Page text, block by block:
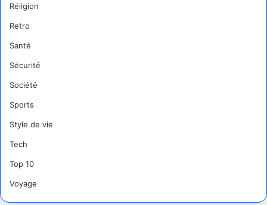
Réligion
Retro
Santé
Sécurité
Société
Sports
Style de vie
Tech
Top 10
Voyage